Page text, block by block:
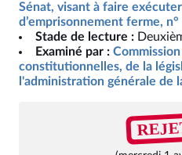
Sénat, visant à faire
d’emprisonnement ferme, n°
Stade de lecture :
Examiné par :
constitutionnelles, de la
l'administration générale de